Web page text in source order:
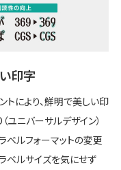
印字
により、鮮明で美しい印
ニバーサルデザイン）
ベルフォーマットの変更
ベルサイズを気にせず